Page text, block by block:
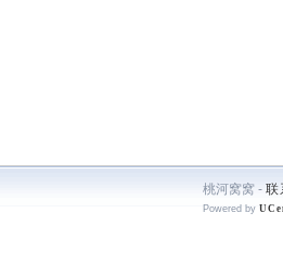
桃河窝窝 - 联
Powered by